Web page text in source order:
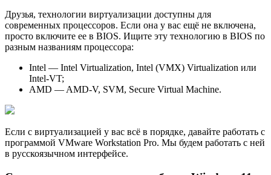
Друзья, технологии виртуализации доступны для
современных процессоров. Если она у вас ещё не включена,
просто включите ее в BIOS. Ищите эту технологию в BIOS по
разным названиям процессора:
Intel — Intel Virtualization, Intel (VMX) Virtualization или
Intel-VT;
AMD — AMD-V, SVM, Secure Virtual Machine.
Если с виртуализацией у вас всё в порядке, давайте работать с
программой VMware Workstation Pro. Мы будем работать с ней
в русскоязычном интерфейсе.